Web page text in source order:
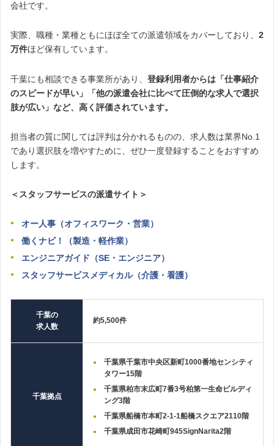
会社です。
実際、職種・業種ともにほぼ全ての派遣領域をカバーしており、 2
万件ほど保有しています。
千葉にも相談できる事業所があり、 登録利用者からは「仕事紹介
のスピードが早い」「他の派遣会社に比べて圧倒的な求人で選択
肢が広い」など、高く評価されています。
担当者の質に関しては評判は分かれるものの、求人数は業界No.1
であり選択肢を増やすために、ぜひ一度登録することをおすすめ
します。
＜スタッフサービスの派遣サイト＞
オー人事（オフィスワーク・営業）
働くナビ！（製造・軽作業）
エンジニアガイド（SE・エンジニア）
スタッフサービスメディカル（介護・看護）
千葉の
求人数
約5,500件
千葉拠点
千葉県千葉市中央区新町1000番地センシティ
タワー15階
千葉県柏市末広町7番3号柏第一生命ビルディ
ング3階
千葉県船橋市本町2‐1‐1船橋スクエア2110階
千葉県成田市花崎町945SignNarita2階